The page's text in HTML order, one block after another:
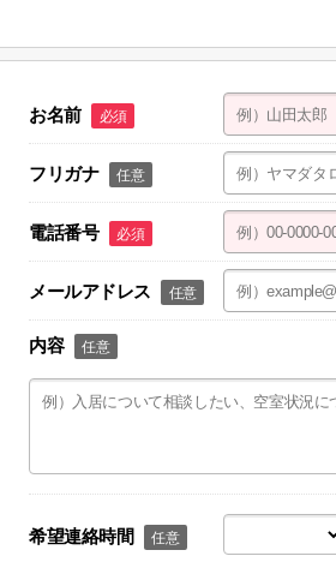
お名前 必須
フリガナ 任意
電話番号 必須
メールアドレス 任意
内容 任意
希望連絡時間 任意